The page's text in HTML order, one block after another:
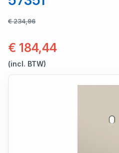
€ 234,96
€ 184,44
(incl. BTW)